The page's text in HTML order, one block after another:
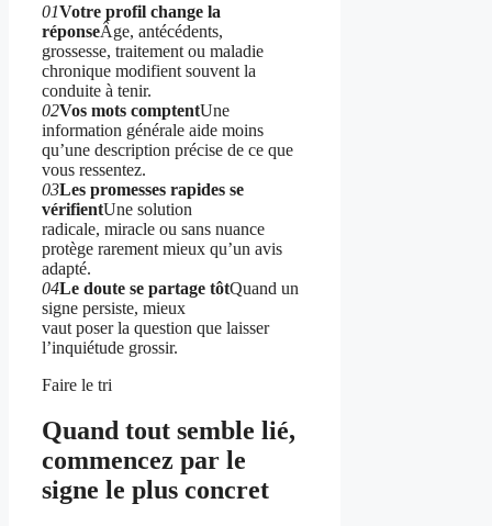
01Votre profil change la
réponseÂge, antécédents,
grossesse, traitement ou maladie
chronique modifient souvent la
conduite à tenir.
02Vos mots comptentUne
information générale aide moins
qu’une description précise de ce que
vous ressentez.
03Les promesses rapides se
vérifientUne solution
radicale, miracle ou sans nuance
protège rarement mieux qu’un avis
adapté.
04Le doute se partage tôtQuand un
signe persiste, mieux
vaut poser la question que laisser
l’inquiétude grossir.
Faire le tri
Quand tout semble lié,
commencez par le
signe le plus concret